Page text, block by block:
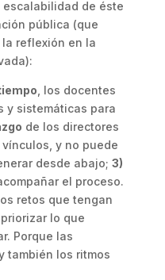
de éste
pública (que
reflexión en la
, los docentes
y sistemáticas para
de los directores
y no puede
desde abajo; 3)
el proceso.
retos que tengan
lo que
Porque las
también los ritmos